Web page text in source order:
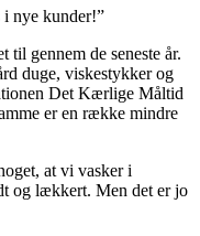
nye kunder!”
til gennem de seneste år.
duge, viskestykker og
Det Kærlige Måltid
er en række mindre
at vi vasker i
og lækkert. Men det er jo